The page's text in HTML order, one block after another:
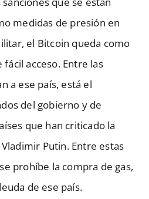
medidas de presión en
el Bitcoin queda como
acceso. Entre las
a ese país, está el
del gobierno y de
que han criticado la
Putin. Entre estas
prohíbe la compra de gas,
de ese país.